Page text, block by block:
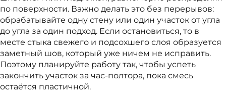
по поверхности. Важно делать это без перерывов:
обрабатывайте одну стену или один участок от угла
до угла за один подход. Если остановиться, то в
месте стыка свежего и подсохшего слоя образуется
заметный шов, который уже ничем не исправить.
Поэтому планируйте работу так, чтобы успеть
закончить участок за час-полтора, пока смесь
остаётся пластичной.